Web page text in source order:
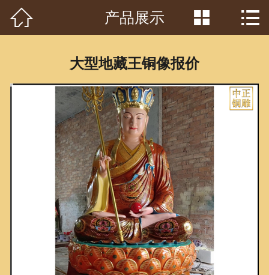
首页
产品中心
客户见证
常识问答
新闻资讯
荣誉资质
泥塑鉴赏
 产品展示  
大型地藏王铜像报价